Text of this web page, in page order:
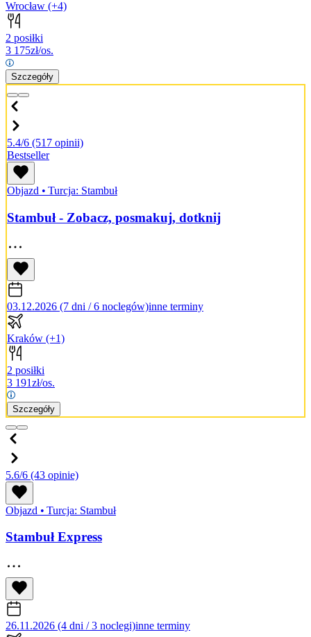
Wrocław (+4)
2 posiłki
3 175zł/os.
Szczegóły
5.4/6 (517 opinii)
Bestseller
Objazd • Turcja: Stambuł
Stambuł - Zobacz, posmakuj, dotknij
03.12.2026 (7 dni / 6 noclegów)inne terminy
Kraków (+1)
2 posiłki
3 191zł/os.
Szczegóły
5.6/6 (43 opinie)
Objazd • Turcja: Stambuł
Stambuł Express
26.11.2026 (4 dni / 3 noclegi)inne terminy